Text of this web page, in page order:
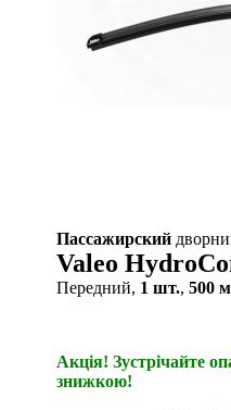
Пассажирский
Valeo
Передний, 1 шт., 500
Акція! Зустрічайте
знижкою!